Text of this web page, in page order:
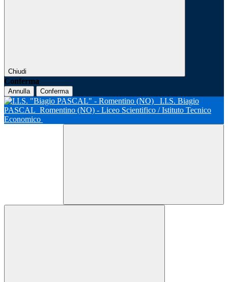
Chiudi
Conferma
Annulla Conferma
I.I.S. Biagio
PASCAL Romentino (NO) - Liceo Scientifico / Istituto Tecnico
Economico